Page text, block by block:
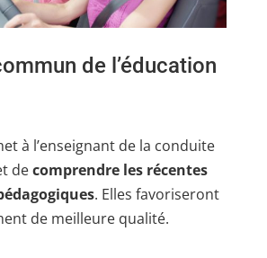
de l’éducation
à l’enseignant de la conduite
decomprendre les récentes
. Elles favoriseront
de meilleure qualité.